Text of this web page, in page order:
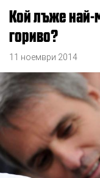
Кой лъже най-много за разхода на
гориво?
11 ноември 2014